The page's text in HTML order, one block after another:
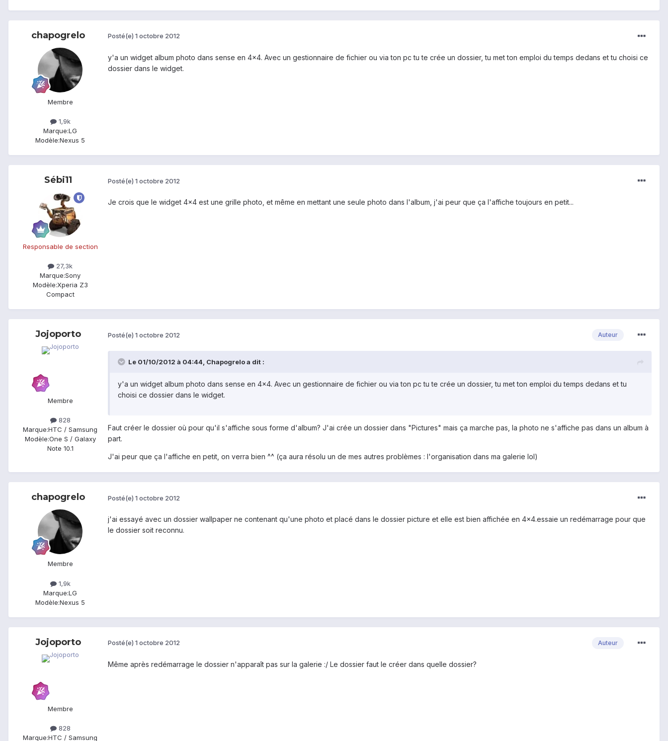
chapogrelo
Membre
1,9k
Marque:LG
Modèle:Nexus 5
Posté(e) 1 octobre 2012
y'a un widget album photo dans sense en 4x4. Avec un gestionnaire de fichier ou via ton pc tu te crée un dossier, tu met ton emploi du temps dedans et tu choisi ce
dossier dans le widget.
Sébi11
Responsable de section
27,3k
Marque:Sony
Modèle:Xperia Z3
Compact
Posté(e) 1 octobre 2012
Je crois que le widget 4x4 est une grille photo, et même en mettant une seule photo dans l'album, j'ai peur que ça l'affiche toujours en petit...
Jojoporto
Membre
828
Marque:HTC / Samsung
Modèle:One S / Galaxy
Note 10.1
Auteur
Posté(e) 1 octobre 2012
Le 01/10/2012 à 04:44, Chapogrelo a dit :
y'a un widget album photo dans sense en 4x4. Avec un gestionnaire de fichier ou via ton pc tu te crée un dossier, tu met ton emploi du temps dedans et tu
choisi ce dossier dans le widget.
Faut créer le dossier où pour qu'il s'affiche sous forme d'album? J'ai crée un dossier dans "Pictures" mais ça marche pas, la photo ne s'affiche pas dans un album à
part.
J'ai peur que ça l'affiche en petit, on verra bien ^^ (ça aura résolu un de mes autres problèmes : l'organisation dans ma galerie lol)
chapogrelo
Membre
1,9k
Marque:LG
Modèle:Nexus 5
Posté(e) 1 octobre 2012
j'ai essayé avec un dossier wallpaper ne contenant qu'une photo et placé dans le dossier picture et elle est bien affichée en 4x4.essaie un redémarrage pour que
le dossier soit reconnu.
Jojoporto
Membre
828
Marque:HTC / Samsung
Auteur
Posté(e) 1 octobre 2012
Même après redémarrage le dossier n'apparaît pas sur la galerie :/ Le dossier faut le créer dans quelle dossier?